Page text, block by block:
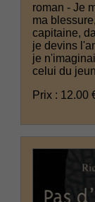
roman - Je
ma
capitaine,
je devins
je
celui du
Prix : 12.00